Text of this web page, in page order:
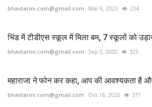
bhavtarini.com@gmail.com Mar 6, 2023 234
भिंड में टीडीएस स्कूल में मिला बम, 7 स्कूलों को
bhavtarini.com@gmail.com Sep 5, 2020 325
महाराजा ने फोन कर कहा, आप की आवश्यकता है
bhavtarini.com@gmail.com Oct 18, 2020 371